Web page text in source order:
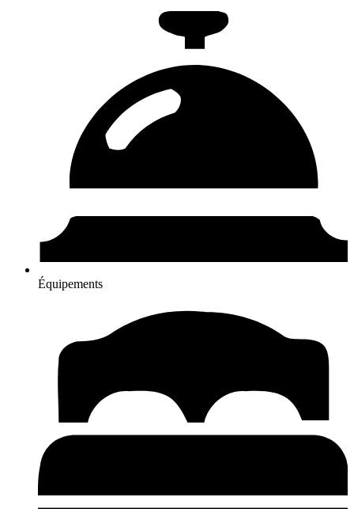
Équipements